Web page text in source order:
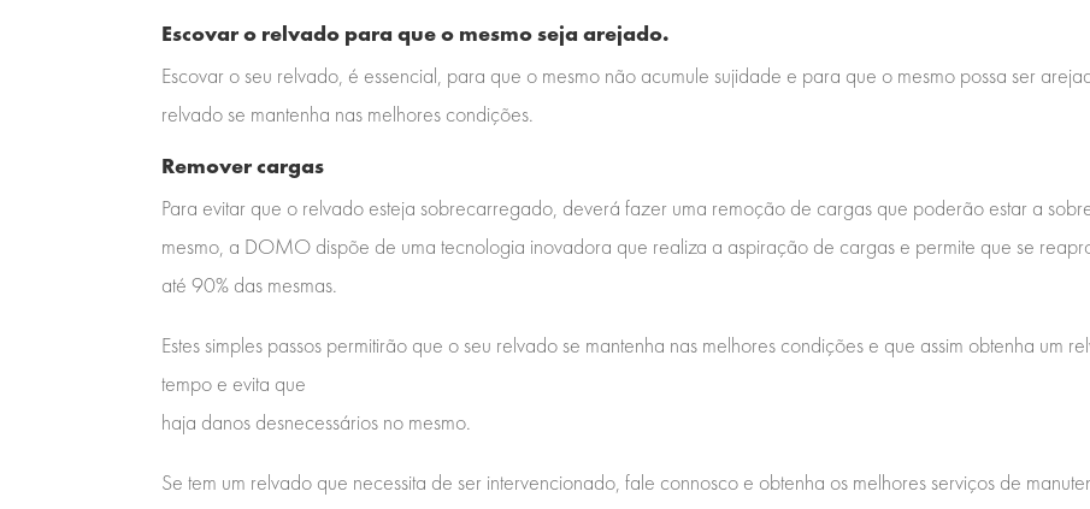
Escovar o relvado para que o mesmo seja arejado.
Escovar o seu relvado, é essencial, para que o mesmo não acumule sujidade e para que o mesmo possa ser
relvado se mantenha nas melhores condições.
Remover cargas
Para evitar que o relvado esteja sobrecarregado, deverá fazer uma remoção de cargas que poderão estar a
mesmo, a DOMO dispõe de uma tecnologia inovadora que realiza a aspiração de cargas e permite que se
até 90% das mesmas.
Estes simples passos permitirão que o seu relvado se mantenha nas melhores condições e que assim obtenha um
tempo e evita que
haja danos desnecessários no mesmo.
Se tem um relvado que necessita de ser intervencionado, fale connosco e obtenha os melhores serviços de